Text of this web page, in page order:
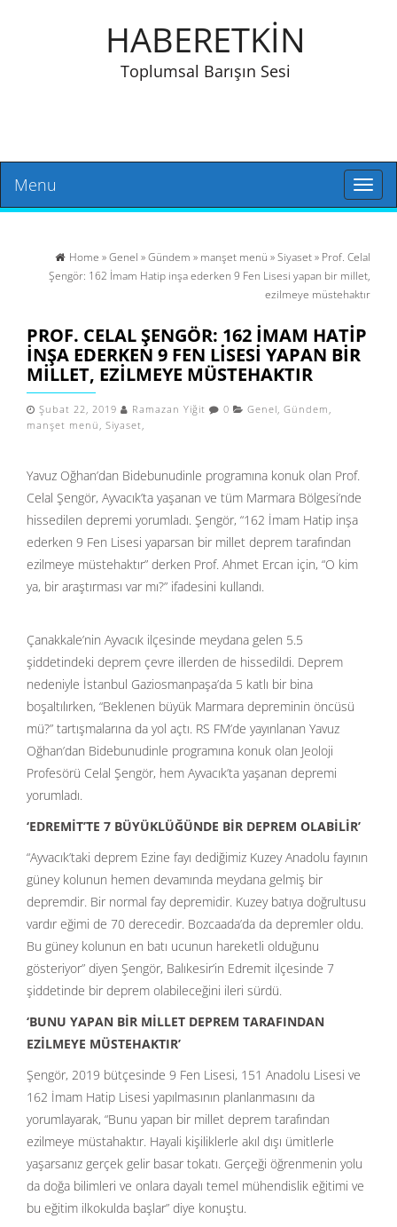
HABERETKİN
Toplumsal Barışın Sesi
Toggle
Menu
Home »Genel »Gündem » manşet menü »Siyaset» Prof. Celal
Şengör: 162 İmam Hatip inşa ederken 9 Fen Lisesi yapan bir millet,
ezilmeye müstehaktır
PROF. CELAL ŞENGÖR: 162 İMAM HATIP
INŞA EDERKEN 9 FEN LISESI YAPAN BIR
MILLET, EZILMEYE MÜSTEHAKTIR
Şubat 22, 2019 Ramazan Yiğit 0 Genel, Gündem ,
manşet menü , Siyaset,
Yavuz Oğhan’dan Bidebunudinle programına konuk olan Prof.
Celal Şengör, Ayvacık’ta yaşanan ve tüm Marmara Bölgesi’nde
hissedilen depremi yorumladı. Şengör, “162 İmam Hatip inşa
ederken 9 Fen Lisesi yaparsan bir millet deprem tarafından
ezilmeye müstehaktır” derken Prof. Ahmet Ercan için, “O kim
ya, bir araştırması var mı?” ifadesini kullandı.
Çanakkale’nin Ayvacık ilçesinde meydana gelen 5.5
şiddetindeki deprem çevre illerden de hissedildi. Deprem
nedeniyle İstanbul Gaziosmanpaşa’da 5 katlı bir bina
boşaltılırken, “Beklenen büyük Marmara depreminin öncüsü
mü?” tartışmalarına da yol açtı. RS FM’de yayınlanan Yavuz
Oğhan’dan Bidebunudinle programına konuk olan Jeoloji
Profesörü Celal Şengör, hem Ayvacık’ta yaşanan depremi
yorumladı.
‘EDREMİT’TE 7 BÜYÜKLÜĞÜNDE BİR DEPREM OLABİLİR’
“Ayvacık’taki deprem Ezine fayı dediğimiz Kuzey Anadolu fayının
güney kolunun hemen devamında meydana gelmiş bir
depremdir. Bir normal fay depremidir. Kuzey batıya doğrultusu
vardır eğimi de 70 derecedir. Bozcaada’da da depremler oldu.
Bu güney kolunun en batı ucunun hareketli olduğunu
gösteriyor” diyen Şengör, Balıkesir’in Edremit ilçesinde 7
şiddetinde bir deprem olabileceğini ileri sürdü.
‘BUNU YAPAN BİR MİLLET DEPREM TARAFINDAN
EZİLMEYE MÜSTEHAKTIR’
Şengör, 2019 bütçesinde 9 Fen Lisesi, 151 Anadolu Lisesi ve
162 İmam Hatip Lisesi yapılmasının planlanmasını da
yorumlayarak, “Bunu yapan bir millet deprem tarafından
ezilmeye müstahaktır. Hayali kişiliklerle akıl dışı ümitlerle
yaşarsanız gerçek gelir basar tokatı. Gerçeği öğrenmenin yolu
da doğa bilimleri ve onlara dayalı temel mühendislik eğitimi ve
bu eğitim ilkokulda başlar” diye konuştu.